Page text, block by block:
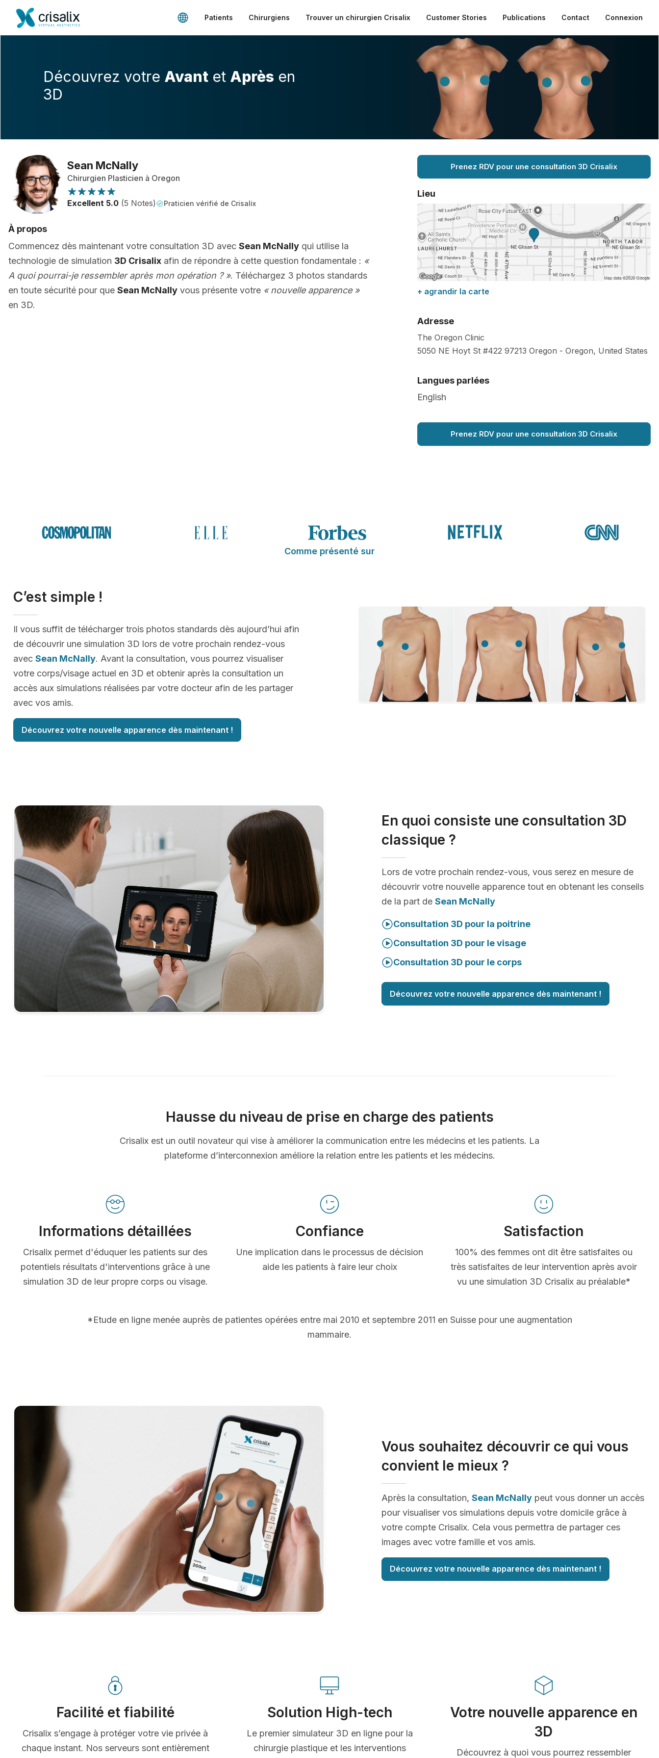
Patients Chirurgiens Trouver un chirurgien Crisalix Customer Stories Publications Contact Connexion
Découvrez votre Avant et Après en
3D
Sean McNally
Chirurgien Plasticien à Oregon
Excellent 5.0 (5 Notes) Praticien vérifié de Crisalix
À propos
Commencez dès maintenant votre consultation 3D avec Sean McNally qui utilise la
technologie de simulation 3D Crisalix afin de répondre à cette question fondamentale : «
A quoi pourrai-je ressembler après mon opération ? ». Téléchargez 3 photos standards
en toute sécurité pour que Sean McNally vous présente votre « nouvelle apparence »
en 3D.
Prenez RDV pour une consultation 3D Crisalix
Lieu
+ agrandir la carte
Adresse
The Oregon Clinic
5050 NE Hoyt St #422 97213 Oregon - Oregon, United States
Langues parlées
English
Prenez RDV pour une consultation 3D Crisalix
Comme présenté sur
C’est simple !
Il vous suffit de télécharger trois photos standards dès aujourd’hui afin
de découvrir une simulation 3D lors de votre prochain rendez-vous
avec Sean McNally. Avant la consultation, vous pourrez visualiser
votre corps/visage actuel en 3D et obtenir après la consultation un
accès aux simulations réalisées par votre docteur afin de les partager
avec vos amis.
Découvrez votre nouvelle apparence dès maintenant !
En quoi consiste une consultation 3D
classique ?
Lors de votre prochain rendez-vous, vous serez en mesure de
découvrir votre nouvelle apparence tout en obtenant les conseils
de la part de Sean McNally
Consultation 3D pour la poitrine
Consultation 3D pour le visage
Consultation 3D pour le corps
Découvrez votre nouvelle apparence dès maintenant !
Hausse du niveau de prise en charge des patients
Crisalix est un outil novateur qui vise à améliorer la communication entre les médecins et les patients. La
plateforme d’interconnexion améliore la relation entre les patients et les médecins.
Informations détaillées
Crisalix permet d'éduquer les patients sur des
potentiels résultats d'interventions grâce à une
simulation 3D de leur propre corps ou visage.
Confiance
Une implication dans le processus de décision
aide les patients à faire leur choix
Satisfaction
100% des femmes ont dit être satisfaites ou
très satisfaites de leur intervention après avoir
vu une simulation 3D Crisalix au préalable*
*Etude en ligne menée auprès de patientes opérées entre mai 2010 et septembre 2011 en Suisse pour une augmentation
mammaire.
Vous souhaitez découvrir ce qui vous
convient le mieux ?
Après la consultation, Sean McNally peut vous donner un accès
pour visualiser vos simulations depuis votre domicile grâce à
votre compte Crisalix. Cela vous permettra de partager ces
images avec votre famille et vos amis.
Découvrez votre nouvelle apparence dès maintenant !
Facilité et fiabilité
Crisalix s’engage à protéger votre vie privée à
chaque instant. Nos serveurs sont entièrement
Solution High-tech
Le premier simulateur 3D en ligne pour la
chirurgie plastique et les interventions
Votre nouvelle apparence en
3D
Découvrez à quoi vous pourrez ressembler